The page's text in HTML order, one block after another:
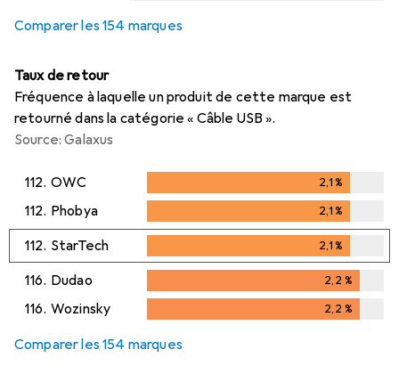
Comparer les 154 marques
Taux de retour
Fréquence à laquelle un produit de cette marque est
retourné dans la catégorie « Câble USB ».
Source: Galaxus
112. OWC 2,1%
2,1%
112. Phobya 2,1%
2,1%
112. StarTech 2,1%
2,1%
116. Dudao 2,2 %
2,2%
116. Wozinsky 2,2 %
Comparer les 154 marques